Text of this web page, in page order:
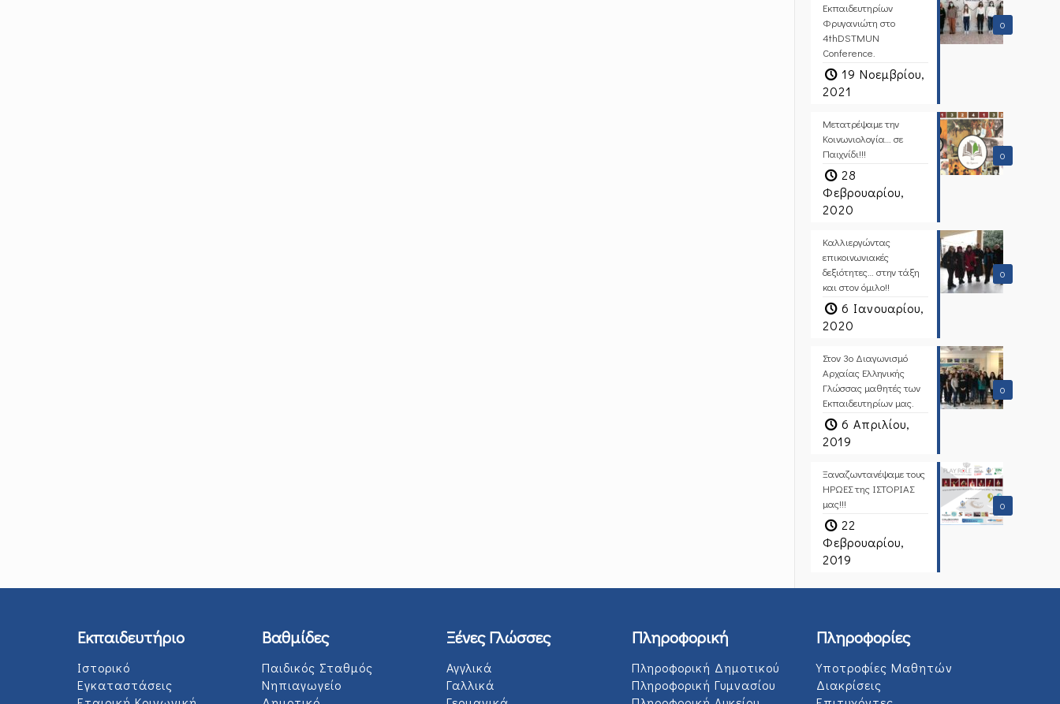
0
Εκπαιδευτηρίων
Φρυγανιώτη στο
4thDSTMUN
Conference.
19 Νοεμβρίου,
2021
0
Μετατρέψαμε την
Κοινωνιολογία… σε
Παιχνίδι!!!
28
Φεβρουαρίου,
2020
0
Καλλιεργώντας
επικοινωνιακές
δεξιότητες… στην τάξη
και στον όμιλο!!
6 Ιανουαρίου,
2020
0
Στον 3ο Διαγωνισμό
Αρχαίας Ελληνικής
Γλώσσας μαθητές των
Εκπαιδευτηρίων μας.
6 Απριλίου,
2019
0
Ξαναζωντανέψαμε τους
ΗΡΩΕΣ της ΙΣΤΟΡΙΑΣ
μας!!!
22
Φεβρουαρίου,
2019
Εκπαιδευτήριο
Ιστορικό
Εγκαταστάσεις
Βαθμίδες
Παιδικός Σταθμός
Νηπιαγωγείο
Ξένες Γλώσσες
Αγγλικά
Γαλλικά
Πληροφορική
Πληροφορική Δημοτικού
Πληροφορική Γυμνασίου
Πληροφορίες
Υποτροφίες Μαθητών
Διακρίσεις